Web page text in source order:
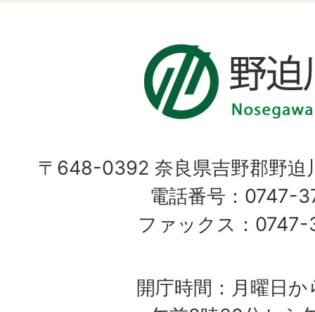
〒648-0392 奈良県吉野郡野迫
電話番号：0747-
ファックス：
開庁時間：月曜日か